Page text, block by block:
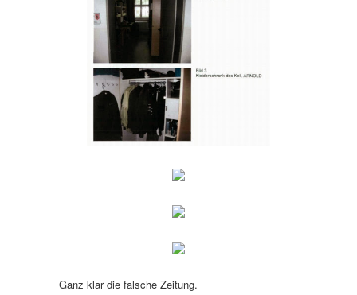
Ganz klar die falsche Zeitung.